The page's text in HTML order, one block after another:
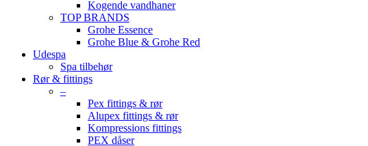
Kogende vandhaner
TOP BRANDS
Grohe Essence
Grohe Blue & Grohe Red
Udespa
Spa tilbehør
Rør & fittings
–
Pex fittings & rør
Alupex fittings & rør
Kompressions fittings
PEX dåser